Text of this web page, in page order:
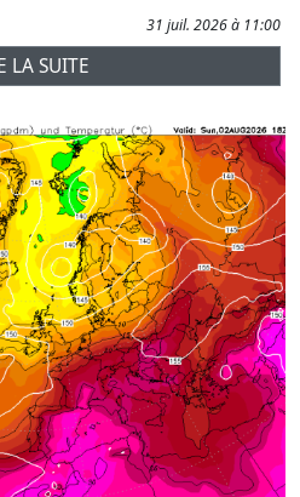
31 juil. 2026 à 11:00
LA SUITE